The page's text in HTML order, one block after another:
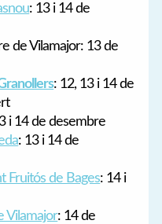
: 13 i 14 de
de Vilamajor: 13 de
: 12, 13 i 14 de
i 14 de desembre
: 13 i 14 de
Fruitós de Bages: 14 i
Vilamajor: 14 de